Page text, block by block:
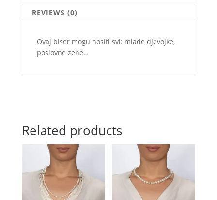
REVIEWS (0)
Ovaj biser mogu nositi svi: mlade djevojke,
poslovne zene…
Related products